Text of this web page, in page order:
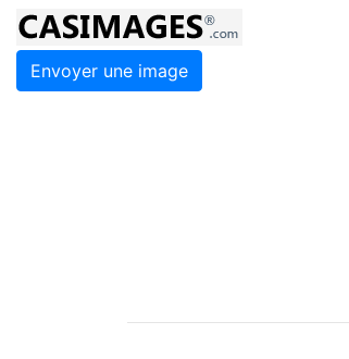
Envoyer une image